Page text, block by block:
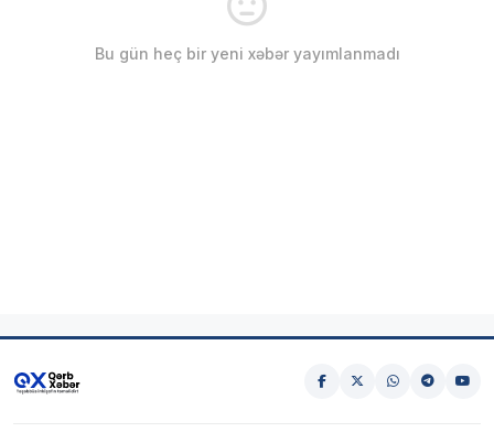
Bu gün heç bir yeni xəbər yayımlanmadı